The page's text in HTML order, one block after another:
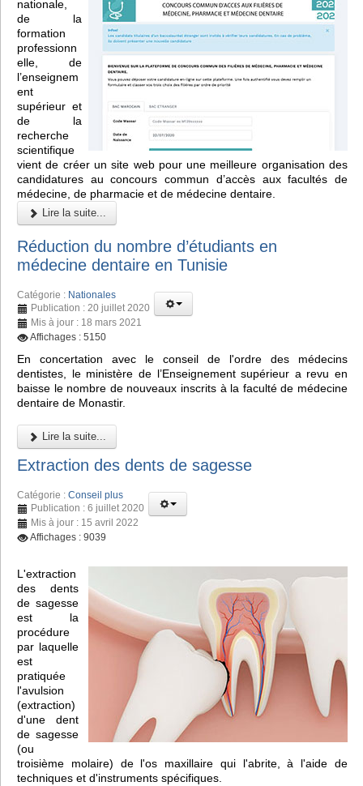
nationale,
de la
formation
professionn
elle, de
l’enseignem
ent
supérieur et
de la
recherche
scientifique
vient de créer un site web pour une meilleure organisation des
candidatures au concours commun d’accès aux facultés de
médecine, de pharmacie et de médecine dentaire.
Lire la suite...
Réduction du nombre d’étudiants en
médecine dentaire en Tunisie
Catégorie : Nationales
Publication : 20 juillet 2020
Mis à jour : 18 mars 2021
Affichages : 5150
En concertation avec le conseil de l'ordre des médecins
dentistes, le ministère de l’Enseignement supérieur a revu en
baisse le nombre de nouveaux inscrits à la faculté de médecine
dentaire de Monastir.
Lire la suite...
Extraction des dents de sagesse
Catégorie : Conseil plus
Publication : 6 juillet 2020
Mis à jour : 15 avril 2022
Affichages : 9039
L'extraction
des dents
de sagesse
est la
procédure
par laquelle
est
pratiquée
l'avulsion
(extraction)
d'une dent
de sagesse
(ou
troisième molaire) de l'os maxillaire qui l'abrite, à l'aide de
techniques et d'instruments spécifiques.